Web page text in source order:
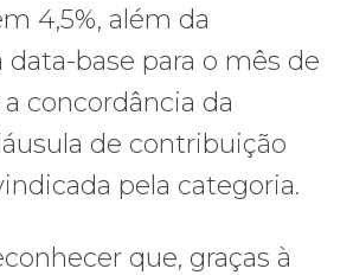
4,5%, além da
base para o mês de
concordância da
de contribuição
pela categoria.
que, graças à